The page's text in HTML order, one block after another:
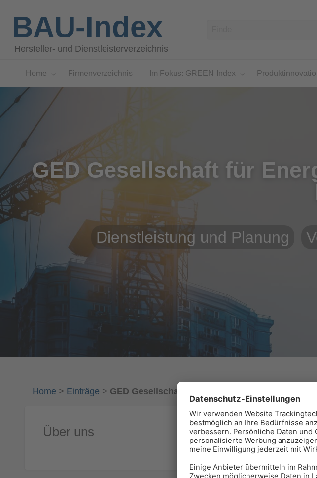
BAU-Index
Hersteller- und Dienstleisterverzeichnis
Home Firmenverzeichnis Im Fokus: GREEN-Index
GED Gesellschaft für
Dienstleistung und Planung
Home > Einträge > GED Gesellschaft für Energiedienstleistung
Über uns